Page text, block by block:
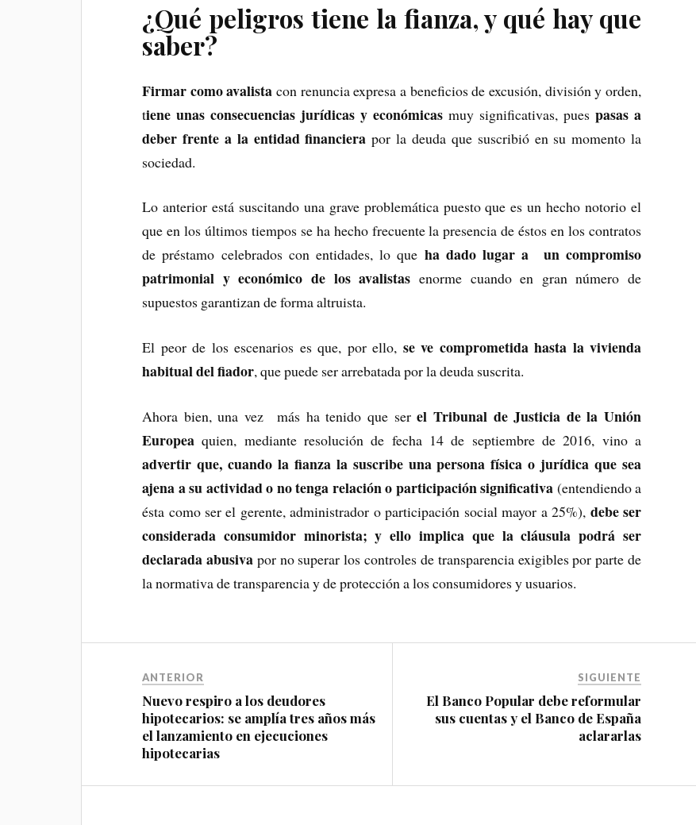
¿Qué peligros tiene la fianza, y qué hay que
saber?
Firmar como avalista con renuncia expresa a beneficios de excusión, división y orden,
tiene unas consecuencias jurídicas y económicas muy significativas, puespasas a
deber frente a la entidad financiera por la deuda que suscribió en su momento la
sociedad.
Lo anterior está suscitando una grave problemática puesto que es un hecho notorio el
que en los últimos tiempos se ha hecho frecuente la presencia de éstos en los contratos
de préstamo celebrados con entidades, lo que ha dado lugar a un compromiso
patrimonial y económico de los avalistas enorme cuando en gran número de
supuestos garantizan de forma altruista.
El peor de los escenarios es que, por ello, se ve comprometida hasta la vivienda
habitual del fiador, que puede ser arrebatada por la deuda suscrita.
Ahora bien, una vez más ha tenido que serel Tribunal de Justicia de la Unión
Europea quien, mediante resolución de fecha 14 de septiembre de 2016, vino a
advertir que, cuando la fianza la suscribe una persona física o jurídica que sea
ajena a su actividad o no tenga relación o participación significativa (entendiendo a
ésta como ser el gerente, administrador o participación social mayor a 25%), debe ser
considerada consumidor minorista; y ello implica que la cláusula podrá ser
declarada abusivapor no superar los controles de transparencia exigibles por parte de
la normativa de transparencia y de protección a los consumidores y usuarios.
ANTERIOR
Nuevo respiro a los deudores
hipotecarios: se amplía tres años más
el lanzamiento en ejecuciones
hipotecarias
SIGUIENTE
El Banco Popular debe reformular
sus cuentas y el Banco de España
aclararlas